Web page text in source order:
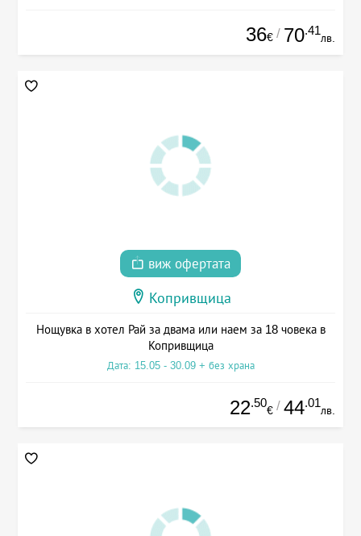
36€ / 70.41
лв.
виж офертата
Копривщица
Нощувка в хотел Рай за двама или наем за 18 човека в
Копривщица
Дата: 15.05 - 30.09 + без храна
22.50
€ / 44.01
лв.